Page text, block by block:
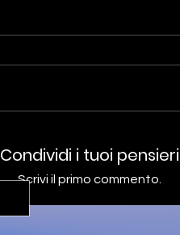
Condividi i tuoi pensieri
Scrivi il primo commento.